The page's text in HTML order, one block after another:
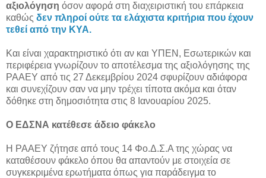
αξιολόγηση όσον αφορά στη διαχειριστική του επάρκεια
καθώς δεν πληροί ούτε τα ελάχιστα κριτήρια που έχουν
τεθεί από την ΚΥΑ.
Και είναι χαρακτηριστικό ότι αν και ΥΠΕΝ, Εσωτερικών και
περιφέρεια γνωρίζουν το αποτέλεσμα της αξιολόγησης της
ΡΑΑΕΥ από τις 27 Δεκεμβρίου 2024 σφυρίζουν αδιάφορα
και συνεχίζουν σαν να μην τρέχει τίποτα ακόμα και όταν
δόθηκε στη δημοσιότητα στις 8 Ιανουαρίου 2025.
Ο ΕΔΣΝΑ κατέθεσε άδειο φάκελο
Η ΡΑΑΕΥ ζήτησε από τους 14 Φο.Δ.Σ.Α της χώρας να
καταθέσουν φάκελο όπου θα απαντούν με στοιχεία σε
συγκεκριμένα ερωτήματα όπως για παράδειγμα το